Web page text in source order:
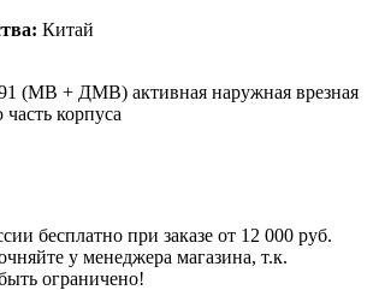
Китай
(МВ + ДМВ) активная наружная врезная
корпуса
бесплатно при заказе от 12 000 руб.
у менеджера магазина, т.к.
ограничено!